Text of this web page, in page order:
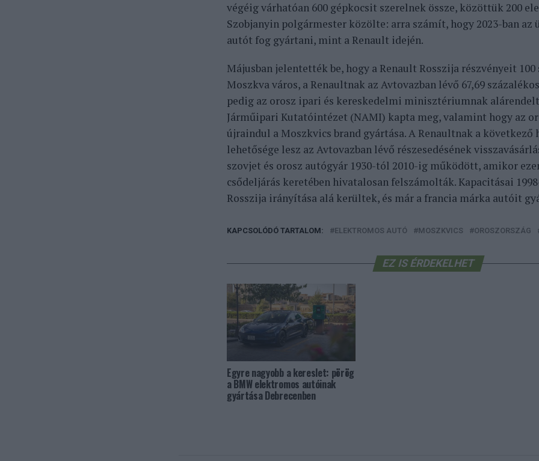
végéig várhatóan 600 gépkocsit szerelnek össze, közöttük 200
Szobjanyin polgármester közölte: arra számít, hogy 2023-ban az
autót fog gyártani, mint a Renault idején.
Májusban jelentették be, hogy a Renault Rosszija részvényeit 100
Moszkva város, a Renaultnak az Avtovazban lévő 67,69
pedig az orosz ipari és kereskedelmi minisztériumnak
Járműipari Kutatóintézet (NAMI) kapta meg, valamint hogy az
újraindul a Moszkvics brand gyártása. A Renaultnak a következő
lehetősége lesz az Avtovazban lévő részesedésének
szovjet és orosz autógyár 1930-tól 2010-ig működött, amikor
csődeljárás keretében hivatalosan felszámolták. Kapacitásai
Rosszija irányítása alá kerültek, és már a francia márka autóit
KAPCSOLÓDÓ TARTALOM: ELEKTROMOS AUTÓ MOSZKVICS OROSZORSZÁG
EZ IS ÉRDEKELHET
Egyre nagyobb a kereslet: pörög
a BMW elektromos autóinak
gyártása Debrecenben